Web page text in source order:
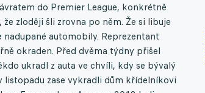
do Premier League, konkrétně
zloději šli zrovna po něm. Že si libuje
automobily. Reprezentant
okraden. Před dvěma týdny přišel
ukradl z auta ve chvíli, kdy se bývalý
zase vykradli dům křídelníkovi